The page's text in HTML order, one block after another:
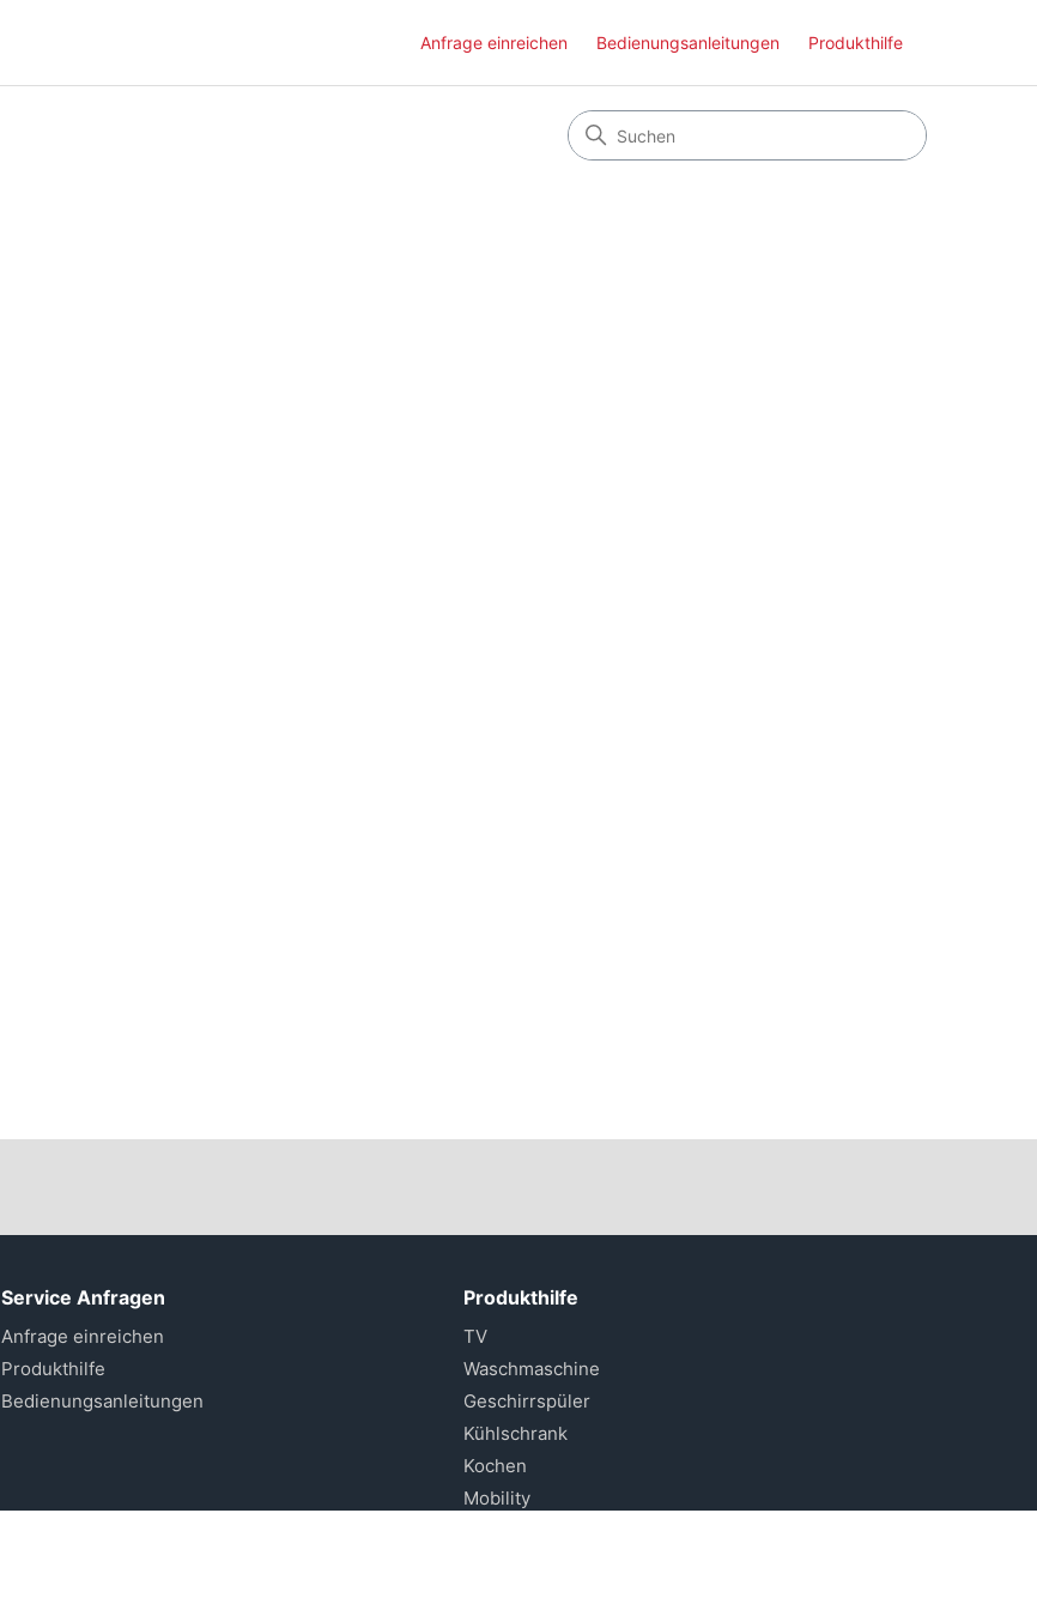
Anfrage einreichen Bedienungsanleitungen Produkthilfe
Service Anfragen
Anfrage einreichen
Produkthilfe
Bedienungsanleitungen
Produkthilfe
TV
Waschmaschine
Geschirrspüler
Kühlschrank
Kochen
Mobility